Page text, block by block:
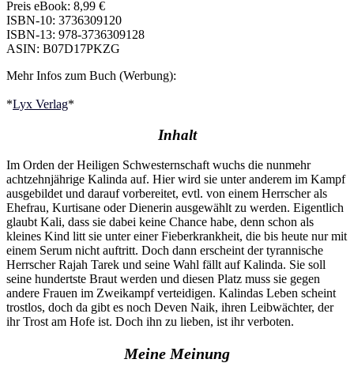
Preis eBook: 8,99 €
ISBN-10: 3736309120
ISBN-13: 978-3736309128
ASIN: B07D17PKZG
Mehr Infos zum Buch (Werbung):
*Lyx Verlag*
Inhalt
Im Orden der Heiligen Schwesternschaft wuchs die nunmehr
achtzehnjährige Kalinda auf. Hier wird sie unter anderem im Kampf
ausgebildet und darauf vorbereitet, evtl. von einem Herrscher als
Ehefrau, Kurtisane oder Dienerin ausgewählt zu werden. Eigentlich
glaubt Kali, dass sie dabei keine Chance habe, denn schon als
kleines Kind litt sie unter einer Fieberkrankheit, die bis heute nur mit
einem Serum nicht auftritt. Doch dann erscheint der tyrannische
Herrscher Rajah Tarek und seine Wahl fällt auf Kalinda. Sie soll
seine hundertste Braut werden und diesen Platz muss sie gegen
andere Frauen im Zweikampf verteidigen. Kalindas Leben scheint
trostlos, doch da gibt es noch Deven Naik, ihren Leibwächter, der
ihr Trost am Hofe ist. Doch ihn zu lieben, ist ihr verboten.
Meine Meinung